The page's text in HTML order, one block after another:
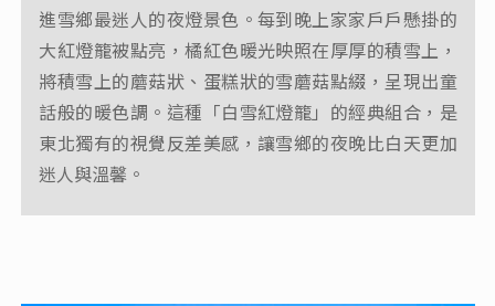
進雪鄉最迷人的夜燈景色。每到晚上家家戶戶懸掛的
大紅燈籠被點亮，橘紅色暖光映照在厚厚的積雪上，
將積雪上的蘑菇狀、蛋糕狀的雪蘑菇點綴，呈現出童
話般的暖色調。這種「白雪紅燈籠」的經典組合，是
東北獨有的視覺反差美感，讓雪鄉的夜晚比白天更加
迷人與溫馨。